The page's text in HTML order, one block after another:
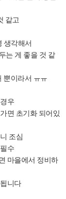
같고
생각해서
는 게 좋을 것 같
뿐이라서 ㅠㅠ
우
면 초기화 되어있
조심
수
마을에서 정비하
니다